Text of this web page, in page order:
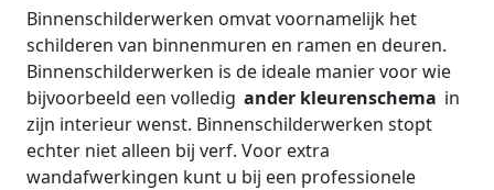
Binnenschilderwerken omvat voornamelijk het
schilderen van binnenmuren en ramen en deuren.
Binnenschilderwerken is de ideale manier voor wie
bijvoorbeeld een volledig ander kleurenschema in
zijn interieur wenst. Binnenschilderwerken stopt
echter niet alleen bij verf. Voor extra
wandafwerkingen kunt u bij een professionele